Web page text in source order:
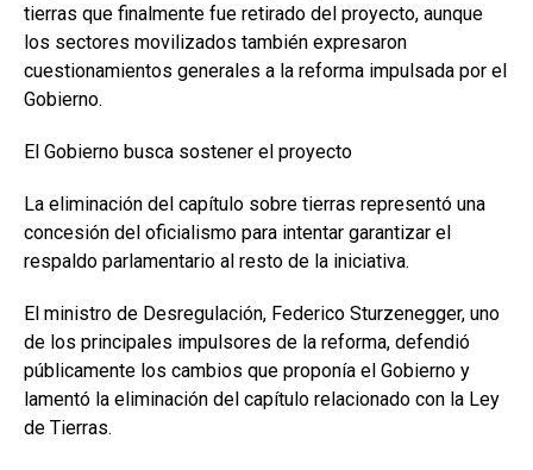
tierras que finalmente fue retirado del proyecto, aunque
los sectores movilizados también expresaron
cuestionamientos generales a la reforma impulsada por el
Gobierno.
El Gobierno busca sostener el proyecto
La eliminación del capítulo sobre tierras representó una
concesión del oficialismo para intentar garantizar el
respaldo parlamentario al resto de la iniciativa.
El ministro de Desregulación, Federico Sturzenegger, uno
de los principales impulsores de la reforma, defendió
públicamente los cambios que proponía el Gobierno y
lamentó la eliminación del capítulo relacionado con la Ley
de Tierras.